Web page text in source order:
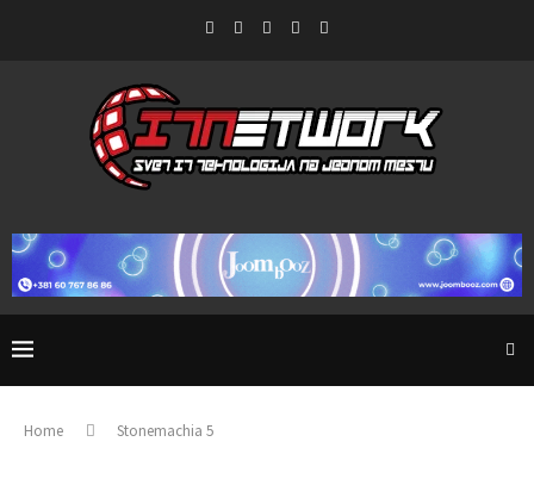
Home Stonemachia 5